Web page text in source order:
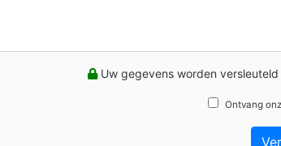
Uw gegevens worden versleuteld
Ontvang